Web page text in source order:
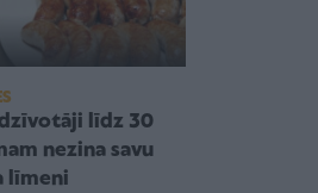
līdz 30
nezina savu
līmeni